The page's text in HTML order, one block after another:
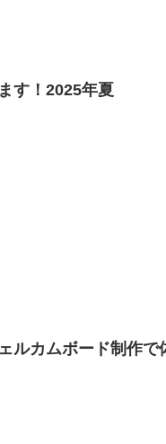
す！2025年夏
カムボード制作で